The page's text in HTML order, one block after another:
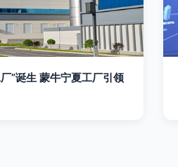
”诞生 蒙牛宁夏工厂引领